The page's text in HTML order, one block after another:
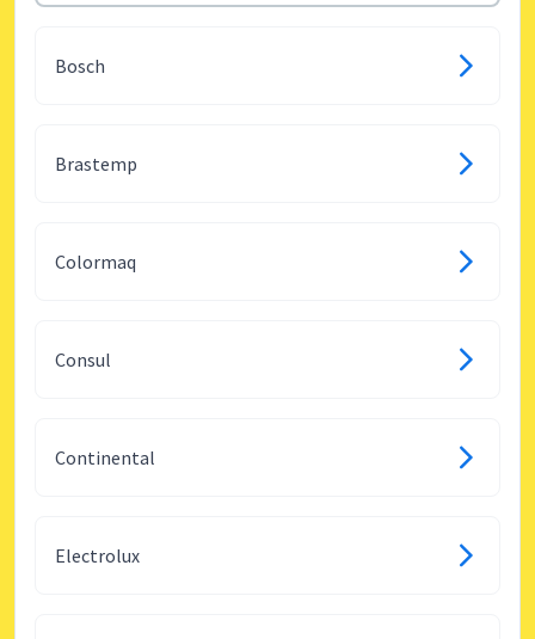
Bosch
Brastemp
Colormaq
Consul
Continental
Electrolux